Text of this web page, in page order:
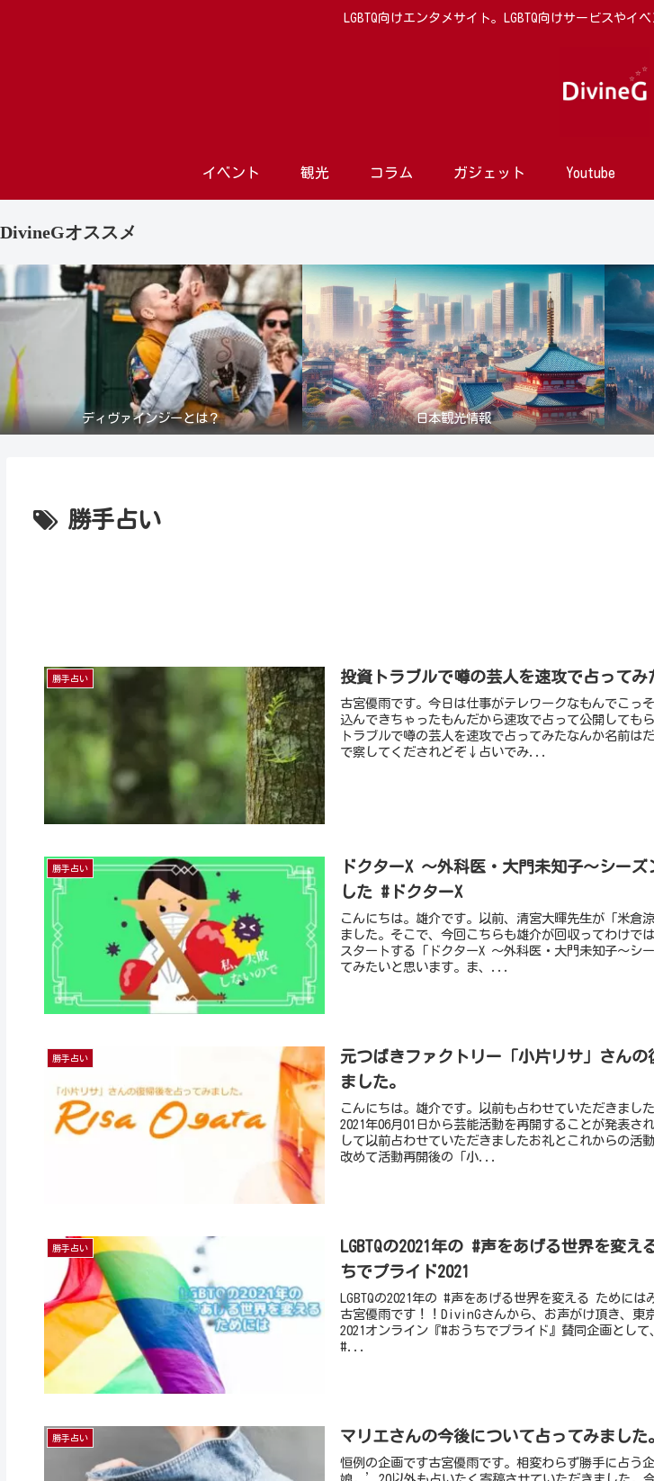
LGBTQ向けエンタメサイト。LGBTQ向けサービスやイ
イベント 観光 コラム ガジェット Youtube
DivineGオススメ
ディヴァインジーとは？ 日本観光情報
勝手占い
勝手占い 投資トラブルで噂の芸人を速攻で占ってみ
古宮優雨です。今日は仕事がテレワークなもんでこっ
込んできちゃったもんだから速攻で占って公開しても
トラブルで噂の芸人を速攻で占ってみたなんか名前は
で察してくだされどぞ↓占いでみ...
勝手占い
ドクターX 〜外科医・大門未知子〜シーズ
した #ドクターX
こんにちは。雄介です。以前、清宮大暉先生が「米倉
ました。そこで、今回こちらも雄介が回収ってわけで
スタートする「ドクターX 〜外科医・大門未知子〜シ
てみたいと思います。ま、...
勝手占い
元つばきファクトリー「小片リサ」さんの
ました。
こんにちは。雄介です。以前も占わせていただきまし
2021年06月01日から芸能活動を再開することが発表さ
して以前占わせていただきましたお礼とこれからの活
改めて活動再開後の「小...
勝手占い
LGBTQの2021年の #声をあげる世界を変
ちでプライド2021
LGBTQの2021年の #声をあげる世界を変える ためには
古宮優雨です！！DivinGさんから、お声がけ頂き、東
2021オンライン『#おうちでプライド』賛同企画として
#...
勝手占い マリエさんの今後について占ってみました
恒例の企画です古宮優雨です。相変わらず勝手に占う